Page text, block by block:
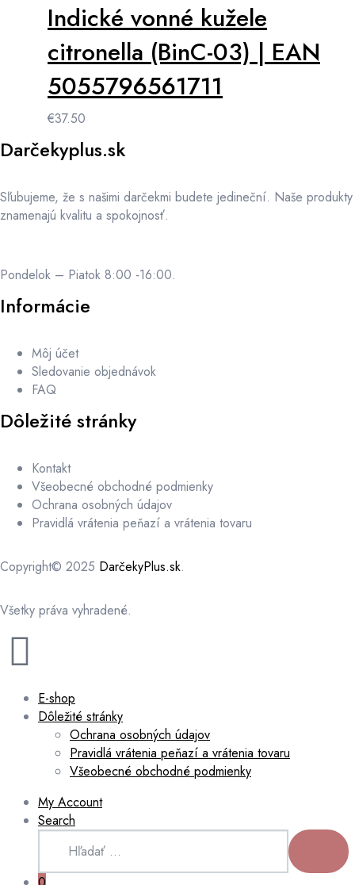
Indické vonné kužele
citronella (BinC-03) | EAN
5055796561711
€37.50
Darčekyplus.sk
Sľubujeme, že s našimi darčekmi budete jedineční. Naše produkty
znamenajú kvalitu a spokojnosť.
Pondelok – Piatok 8:00 -16:00.
Informácie
Môj účet
Sledovanie objednávok
FAQ
Dôležité stránky
Kontakt
Všeobecné obchodné podmienky
Ochrana osobných údajov
Pravidlá vrátenia peňazí a vrátenia tovaru
Copyright© 2025 DarčekyPlus.sk.
Všetky práva vyhradené.
E-shop
Dôležité stránky
Ochrana osobných údajov
Pravidlá vrátenia peňazí a vrátenia tovaru
Všeobecné obchodné podmienky
My Account
Search